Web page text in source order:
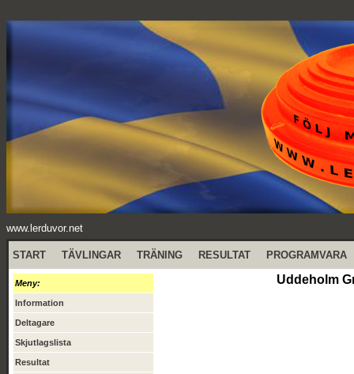
www.lerduvor.net
START TÄVLINGAR TRÄNING RESULTAT PROGRAMVARA
Meny:
Information
Deltagare
Skjutlagslista
Resultat
Uddeholm